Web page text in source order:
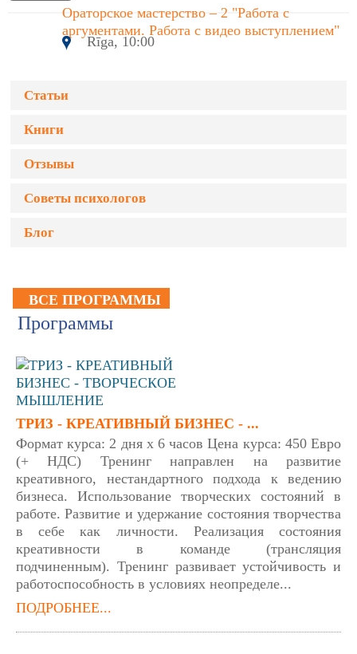
Ораторское мастерство – 2 "Работа с
аргументами. Работа с видео выступлением"
Rīga, 10:00
Статьи
Книги
Отзывы
Советы психологов
Блог
ВСЕ ПРОГРАММЫ
Программы
ТРИЗ - КРЕАТИВНЫЙ БИЗНЕС - ...
Формат курса: 2 дня х 6 часов Цена курса: 450 Евро
(+ НДС) Тренинг направлен на развитие
креативного, нестандартного подхода к ведению
бизнеса. Использование творческих состояний в
работе. Развитие и удержание состояния творчества
в себе как личности. Реализация состояния
креативности в команде (трансляция
подчиненным). Тренинг развивает устойчивость и
работоспособность в условиях неопределе...
ПОДРОБНЕЕ...